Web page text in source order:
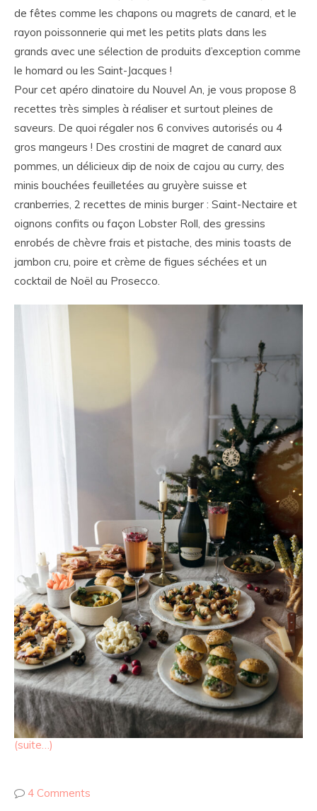
de fêtes comme les chapons ou magrets de canard, et le
rayon poissonnerie qui met les petits plats dans les
grands avec une sélection de produits d’exception comme
le homard ou les Saint-Jacques !
Pour cet apéro dinatoire du Nouvel An, je vous propose 8
recettes très simples à réaliser et surtout pleines de
saveurs. De quoi régaler nos 6 convives autorisés ou 4
gros mangeurs ! Des crostini de magret de canard aux
pommes, un délicieux dip de noix de cajou au curry, des
minis bouchées feuilletées au gruyère suisse et
cranberries, 2 recettes de minis burger : Saint-Nectaire et
oignons confits ou façon Lobster Roll, des gressins
enrobés de chèvre frais et pistache, des minis toasts de
jambon cru, poire et crème de figues séchées et un
cocktail de Noël au Prosecco.
(suite…)
4 Comments